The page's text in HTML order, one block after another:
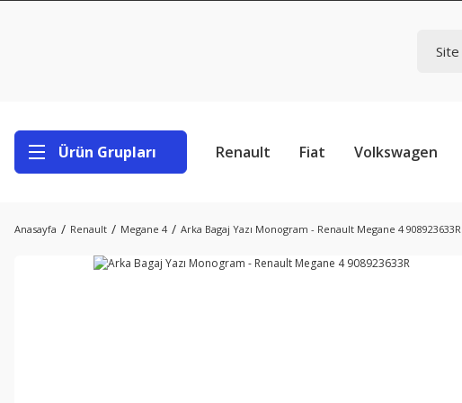
Ürün Grupları Renault Fiat Volkswagen
Anasayfa Renault Megane 4 Arka Bagaj Yazı Monogram - Renault Megane 4 908923633R